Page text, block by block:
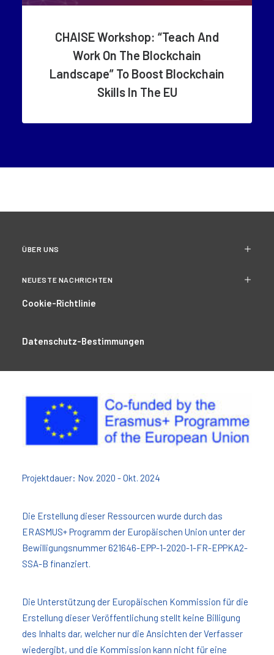
CHAISE Workshop: “Teach And
Work On The Blockchain
Landscape” To Boost Blockchain
Skills In The EU
ÜBER UNS
NEUESTE NACHRICHTEN
Cookie-Richtlinie
Datenschutz-Bestimmungen
Projektdauer: Nov. 2020 - Okt. 2024
Die Erstellung dieser Ressourcen wurde durch das
ERASMUS+ Programm der Europäischen Union unter der
Bewilligungsnummer 621646-EPP-1-2020-1-FR-EPPKA2-
SSA-B finanziert.
Die Unterstützung der Europäischen Kommission für die
Erstellung dieser Veröffentlichung stellt keine Billigung
des Inhalts dar, welcher nur die Ansichten der Verfasser
wiedergibt, und die Kommission kann nicht für eine